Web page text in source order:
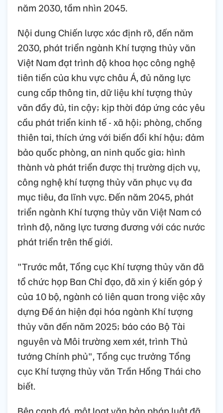
năm 2030, tầm nhìn 2045.
Nội dung Chiến lược xác định rõ, đến năm
2030, phát triển ngành Khí tượng thủy văn
Việt Nam đạt trình độ khoa học công nghệ
tiên tiến của khu vực châu Á, đủ năng lực
cung cấp thông tin, dữ liệu khí tượng thủy
văn đầy đủ, tin cậy; kịp thời đáp ứng các yêu
cầu phát triển kinh tế - xã hội; phòng, chống
thiên tai, thích ứng với biến đổi khí hậu; đảm
bảo quốc phòng, an ninh quốc gia; hình
thành và phát triển được thị trường dịch vụ,
công nghệ khí tượng thủy văn phục vụ đa
mục tiêu, đa lĩnh vực. Đến năm 2045, phát
triển ngành Khí tượng thủy văn Việt Nam có
trình độ, năng lực tương đương với các nước
phát triển trên thế giới.
"Trước mắt, Tổng cục Khí tượng thủy văn đã
tổ chức họp Ban Chỉ đạo, đã xin ý kiến góp ý
của 10 bộ, ngành có liên quan trong việc xây
dựng Đề án hiện đại hóa ngành Khí tượng
thủy văn đến năm 2025; báo cáo Bộ Tài
nguyên và Môi trường xem xét, trình Thủ
tướng Chính phủ", Tổng cục trưởng Tổng
cục Khí tượng thủy văn Trần Hồng Thái cho
biết.
Bên cạnh đó, một loạt văn bản pháp luật đã